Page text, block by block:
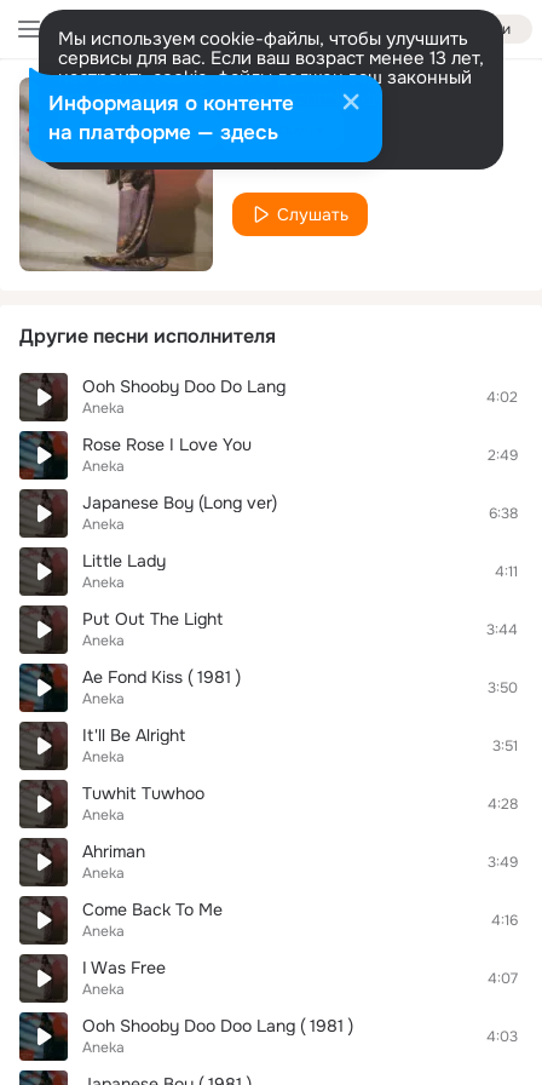
Войти
Мы используем cookie-файлы, чтобы улучшить
сервисы для вас. Если ваш возраст менее 13 лет,
настроить cookie-файлы должен ваш законный
представитель. Больше информации
Разрешить все Настроить
Japanese Boy
Aneka
Слушать
Другие песни исполнителя
Ooh Shooby Doo Do Lang
Aneka
4:02
Rose Rose I Love You
Aneka
2:49
Japanese Boy (Long ver)
Aneka
6:38
Little Lady
Aneka
4:11
Put Out The Light
Aneka
3:44
Ae Fond Kiss ( 1981 )
Aneka
3:50
It'll Be Alright
Aneka
3:51
Tuwhit Tuwhoo
Aneka
4:28
Ahriman
Aneka
3:49
Come Back To Me
Aneka
4:16
I Was Free
Aneka
4:07
Ooh Shooby Doo Doo Lang ( 1981 )
Aneka
4:03
Информация о контенте
на платформе — здесь